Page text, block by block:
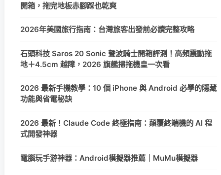
開箱，拖完地板赤腳踩也乾爽
2026年美國旅行指南：台灣旅客出發前必讀完整攻略
石頭科技 Saros 20 Sonic 聲波騎士開箱評測！高頻震動拖
地＋4.5cm 越障，2026 旗艦掃拖機皇一次看
2026 最新手機教學：10 個 iPhone 與 Android 必學的隱藏
功能與省電秘訣
2026 最新！Claude Code 終極指南：顛覆終端機的 AI 程
式開發神器
電腦玩手游神器：Android模擬器推薦｜MuMu模擬器